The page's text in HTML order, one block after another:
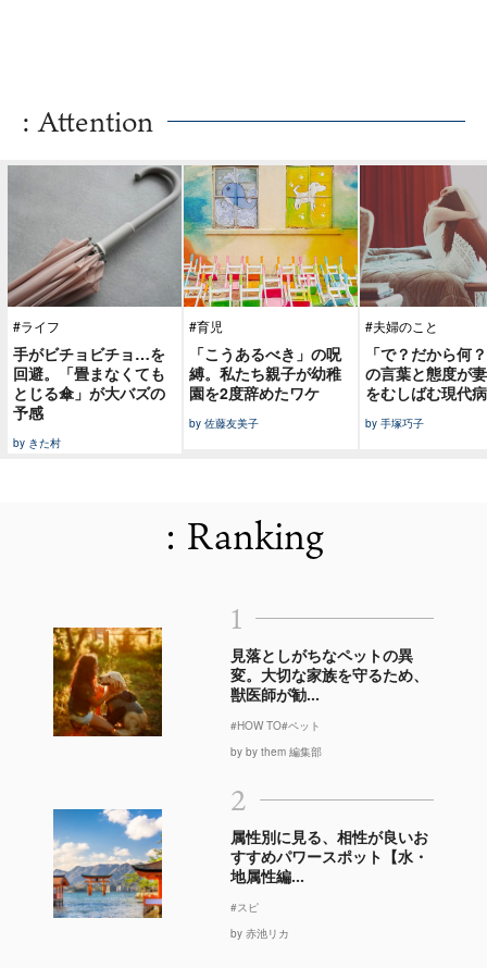
: Attention
#ライフ
手がビチョビチョ…を
回避。「畳まなくても
とじる傘」が大バズの
予感
by きた村
#育児
「こうあるべき」の呪
縛。私たち親子が幼稚
園を2度辞めたワケ
by 佐藤友美子
#夫婦のこと
「で？だから何
の言葉と態度が
をむしばむ現代病
by 手塚巧子
: Ranking
1
見落としがちなペットの異
変。大切な家族を守るため、
獣医師が勧...
#HOW TO#ペット
by by them 編集部
2
属性別に見る、相性が良いお
すすめパワースポット【水・
地属性編...
#スピ
by 赤池リカ